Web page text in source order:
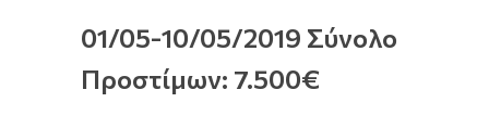
01/05-10/05/2019 Σύνολο
Προστίμων: 7.500€